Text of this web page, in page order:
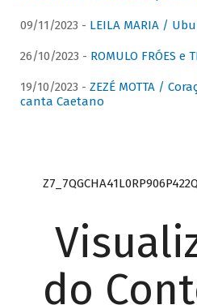
09/11/2023 - LEILA MARIA /
26/10/2023 - ROMULO FRÓES e
19/10/2023 - ZEZÉ MOTTA /
canta Caetano
do